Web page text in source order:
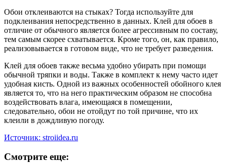
Обои отклеиваются на стыках? Тогда используйте для
подклеивания непосредственно в данных. Клей для обоев в
отличие от обычного является более агрессивным по составу,
тем самым скорее схватывается. Кроме того, он, как правило,
реализовывается в готовом виде, что не требует разведения.
Клей для обоев также весьма удобно убирать при помощи
обычной тряпки и воды. Также в комплект к нему часто идет
удобная кисть. Одной из важных особенностей обойного клея
является то, что на него практическим образом не способна
воздействовать влага, имеющаяся в помещении,
следовательно, обои не отойдут по той причине, что их
клеили в дождливую погоду.
Источник: stroiidea.ru
Смотрите еще: